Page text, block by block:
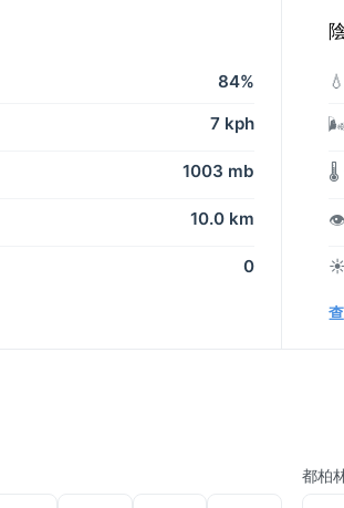
84%
7 kph
1003 mb
10.0 km
0
🌬️
🌡️
👁️
☀️
都柏